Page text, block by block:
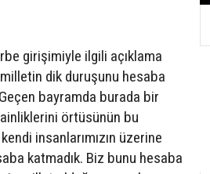
girişimiyle ilgili açıklama
dik duruşunu hesaba
bayramda burada bir
örtüsünün bu
insanlarımızın üzerine
katmadık. Biz bunu hesaba